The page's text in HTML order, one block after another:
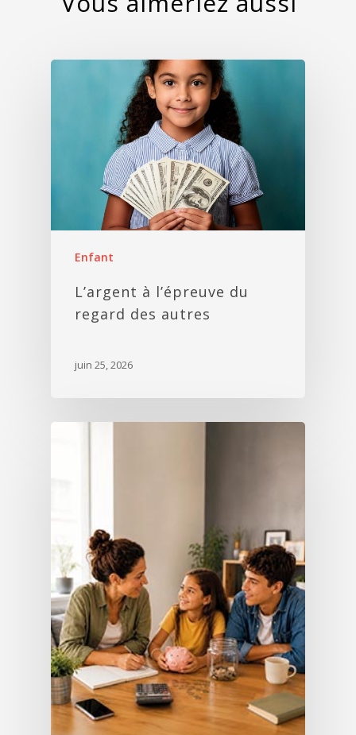
Enfant
L’argent à l’épreuve du
regard des autres
juin 25, 2026